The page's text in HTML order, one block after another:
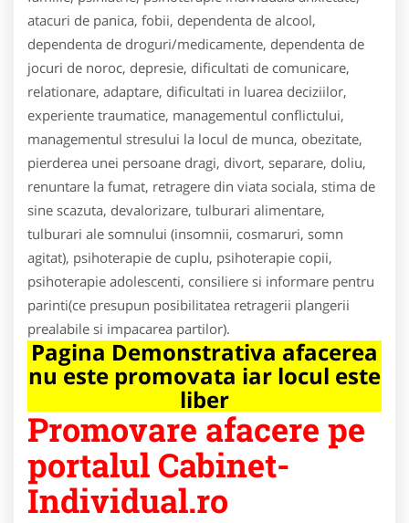
atacuri de panica, fobii, dependenta de alcool,
dependenta de droguri/medicamente, dependenta de
jocuri de noroc, depresie, dificultati de comunicare,
relationare, adaptare, dificultati in luarea deciziilor,
experiente traumatice, managementul conflictului,
managementul stresului la locul de munca, obezitate,
pierderea unei persoane dragi, divort, separare, doliu,
renuntare la fumat, retragere din viata sociala, stima de
sine scazuta, devalorizare, tulburari alimentare,
tulburari ale somnului (insomnii, cosmaruri, somn
agitat), psihoterapie de cuplu, psihoterapie copii,
psihoterapie adolescenti, consiliere si informare pentru
parinti(ce presupun posibilitatea retragerii plangerii
prealabile si impacarea partilor).
Pagina Demonstrativa afacerea
nu este promovata iar locul este
liber
Promovare afacere pe
portalul Cabinet-
Individual.ro